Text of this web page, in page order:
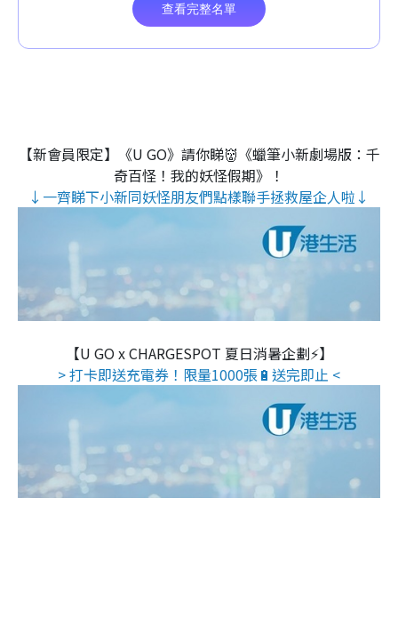
【新會員限定】《U GO》請你睇👹《蠟筆小新劇場版：千
奇百怪！我的妖怪假期》！
↓一齊睇下小新同妖怪朋友們點樣聯手拯救屋企人啦↓
【U GO x CHARGESPOT 夏日消暑企劃⚡】
> 打卡即送充電券！限量1000張🔋送完即止 <